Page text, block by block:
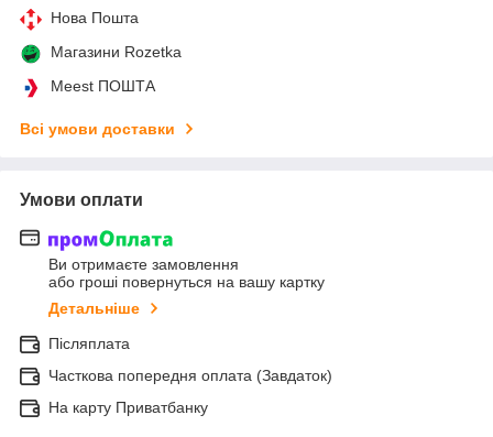
Нова Пошта
Магазини Rozetka
Meest ПОШТА
Всі умови доставки
Умови оплати
Ви отримаєте замовлення
або гроші повернуться на вашу картку
Детальніше
Післяплата
Часткова попередня оплата (Завдаток)
На карту Приватбанку